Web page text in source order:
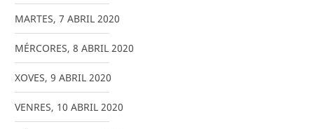
MARTES, 7 ABRIL 2020
MÉRCORES, 8 ABRIL 2020
XOVES, 9 ABRIL 2020
VENRES, 10 ABRIL 2020